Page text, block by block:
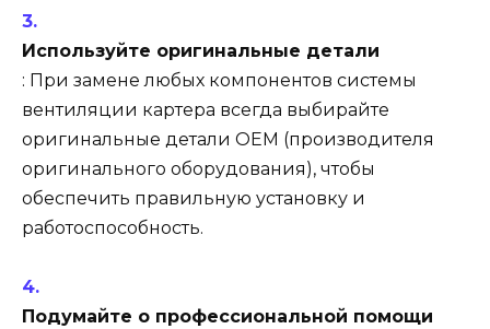
Используйте оригинальные детали
: При замене любых компонентов системы
вентиляции картера всегда выбирайте
оригинальные детали OEM (производителя
оригинального оборудования), чтобы
обеспечить правильную установку и
работоспособность.
Подумайте о профессиональной помощи